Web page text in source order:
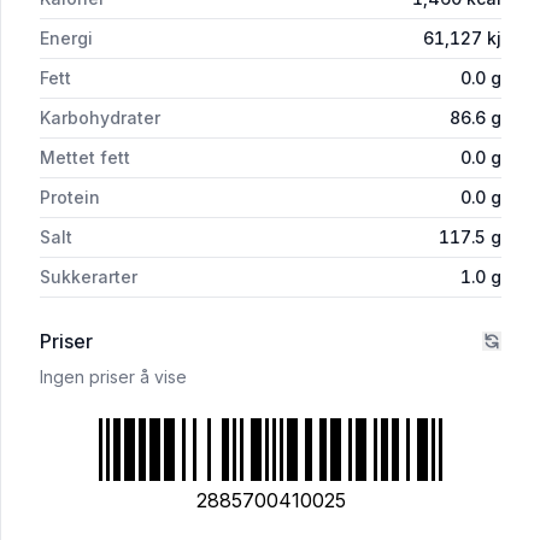
Energi
61,127 kj
Fett
0.0 g
Karbohydrater
86.6 g
Mettet fett
0.0 g
Protein
0.0 g
Salt
117.5 g
Sukkerarter
1.0 g
Priser
Ingen priser å vise
2885700410025